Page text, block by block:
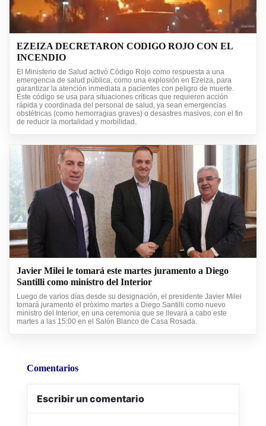
EZEIZA DECRETARON CODIGO ROJO CON EL
INCENDIO
El Ministerio de Salud activó Código Rojo como respuesta a una
emergencia de salud pública, como una explosión en Ezeiza, para
garantizar la atención inmediata a pacientes con peligro de muerte.
Este código se usa para situaciones críticas que requieren acción
rápida y coordinada del personal de salud, ya sean emergencias
obstétricas (como hemorragias graves) o desastres masivos, con el fin
de reducir la mortalidad y morbilidad.
Javier Milei le tomará este martes juramento a Diego
Santilli como ministro del Interior
Luego de varios días desde su designación, el presidente Javier Milei
tomará juramento el próximo martes a Diego Santilli como nuevo
ministro del Interior, en una ceremonia que se llevará a cabo este
martes a las 15:00 en el Salón Blanco de Casa Rosada.
Comentarios
Escribir un comentario